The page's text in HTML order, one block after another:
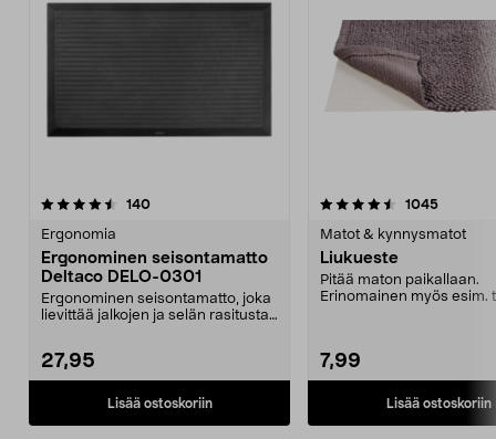
140arvostelut
Ergonomia
Ergonominen seisontamatto
Deltaco DELO-0301
Ergonominen seisontamatto, joka
lievittää jalkojen ja selän rasitusta.
27,95
Lisää ostoskoriin
4.5 viidestä
1045
Matot & kynnysmatot
Liukueste
Pitää maton paikallaan.
Erinomainen myös esim.
7,99
Lisää ostoskoriin
4.0 viidestä